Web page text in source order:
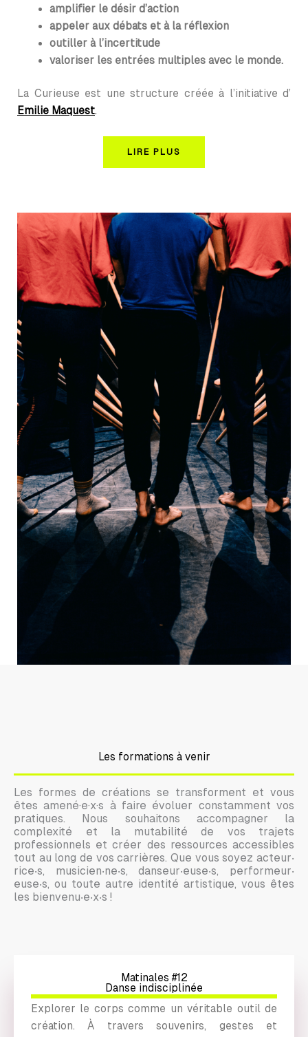
amplifier le désir d’action
appeler aux débats et à la réflexion
outiller à l’incertitude
valoriser les entrées multiples avec le monde.
La Curieuse est une structure créée à l’initiative d’
Emilie Maquest.
LIRE PLUS
Les formations à venir
Les formes de créations se transforment et vous
êtes amené·e·x·s à faire évoluer constamment vos
pratiques. Nous souhaitons accompagner la
complexité et la mutabilité de vos trajets
professionnels et créer des ressources accessibles
tout au long de vos carrières. Que vous soyez acteur‧
rice‧s, musicien‧ne‧s, danseur‧euse‧s, performeur‧
euse‧s, ou toute autre identité artistique, vous êtes
les bienvenu‧e‧x‧s !
Matinales #12
Danse indisciplinée
Explorer le corps comme un véritable outil de
création. À travers souvenirs, gestes et